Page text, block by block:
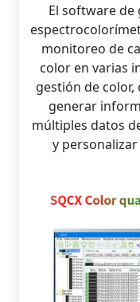
El software de
monitoreo de
color en varias
gestión de
generar
múltiples datos
y